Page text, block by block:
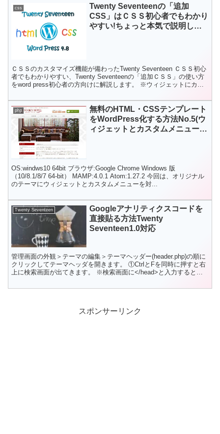
css
Twenty Seventeenの「追加
CSS」はＣＳＳ初心者でもわかり
やすい!ちょっと本気で説明して
ＣＳＳのカスタマイズ機能が備わったTwenty Seventeen ＣＳＳ初心
者でもわかりやすい、Twenty Seventeenの「追加ＣＳＳ」の使い方
をword press初心者の方向けに解説します。 ※ウィジェットにカス
php
無料のHTML・CSSテンプレート
をWordPress化する方法No.5(ウ
ィジェットとカスタムメニューを
OS:windws10 64bit ブラウザ:Google Chrome Windows 版
（10/8.1/8/7 64-bit） MAMP:4.0.1 Atom:1.27.2 今回は、オリジナル
のテーマにウィジェットとカスタムメニューを対...
Twenty Seventeen
Googleアナリティクスコードを
直接貼る方法Twenty
Seventeen1.0対応
管理画面の外観＞テーマの編集＞テーマヘッダー(header.php)の順に
クリックしてテーマヘッダを開きます。 ①CtrlとFを同時に押すと右
上に検索画面が出てきます。 ※検索画面に</head>と入力すると
スポンサーリンク